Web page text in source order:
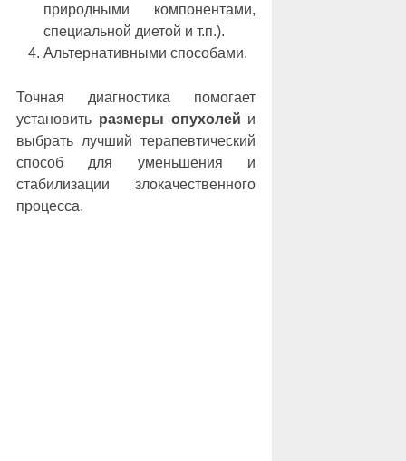
природными компонентами,
специальной диетой и т.п.).
Альтернативными способами.
Точная диагностика помогает
установитьразмеры опухолей и
выбрать лучший терапевтический
способ для уменьшения и
стабилизации злокачественного
процесса.